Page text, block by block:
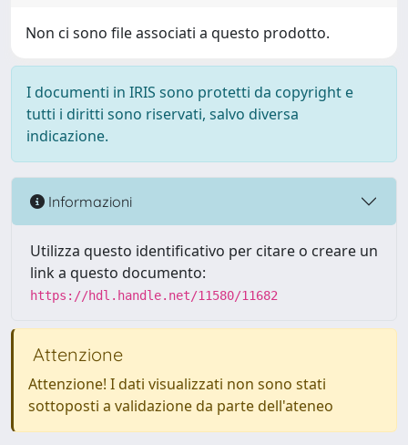
Non ci sono file associati a questo prodotto.
I documenti in IRIS sono protetti da copyright e
tutti i diritti sono riservati, salvo diversa
indicazione.
Informazioni
Utilizza questo identificativo per citare o creare un
link a questo documento:
https://hdl.handle.net/11580/11682
Attenzione
Attenzione! I dati visualizzati non sono stati
sottoposti a validazione da parte dell'ateneo